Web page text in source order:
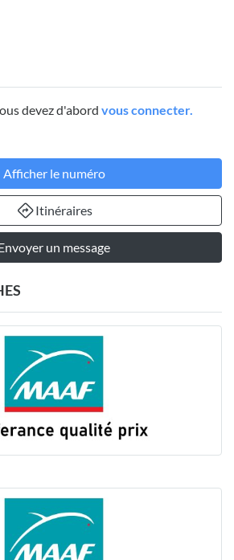
devez d'abord vous connecter.
Afficher le numéro
Itinéraires
un message